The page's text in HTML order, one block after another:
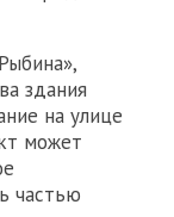
здания
на улице
может
частью